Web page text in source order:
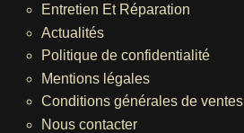
Entretien Et Réparation
Actualités
Politique de confidentialité
Mentions légales
Conditions générales de ventes
Nous contacter